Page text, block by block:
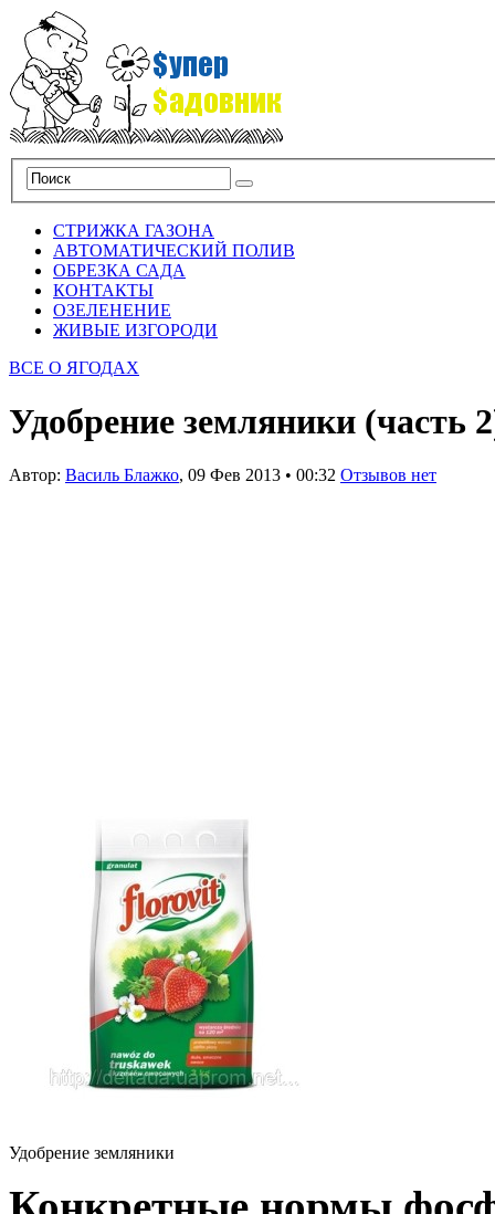
СТРИЖКА ГАЗОНА
АВТОМАТИЧЕСКИЙ ПОЛИВ
ОБРЕЗКА САДА
КОНТАКТЫ
ОЗЕЛЕНЕНИЕ
ЖИВЫЕ ИЗГОРОДИ
ВСЕ О ЯГОДАХ
Удобрение земляники (часть
Автор: Василь Блажко, 09 Фев 2013 • 00:32 Отзывов нет
Удобрение земляники